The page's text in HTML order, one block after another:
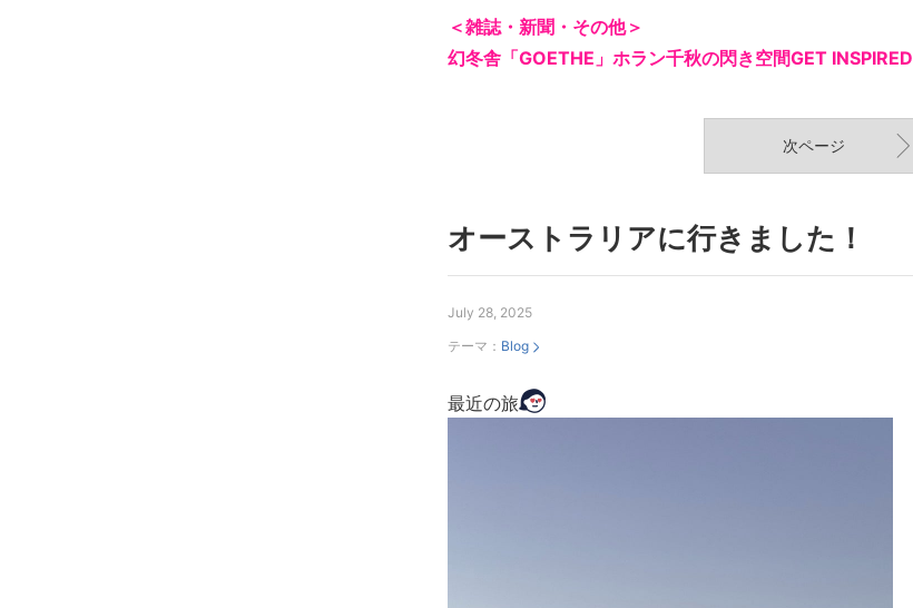
＜雑誌・新聞・その他＞
幻冬舎「GOETHE」ホラン千秋の閃き空間GET INSPIRED
次ページ
オーストラリアに行きました！
July 28, 2025
テーマ： Blog
最近の旅